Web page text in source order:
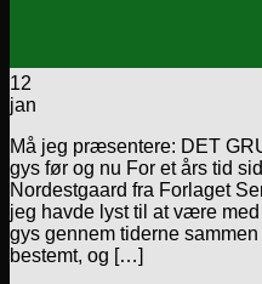
12
jan
Må jeg præsentere: DET
gys før og nu For et års tid
Nordestgaard fra Forlaget
jeg havde lyst til at være
gys gennem tiderne
bestemt, og […]